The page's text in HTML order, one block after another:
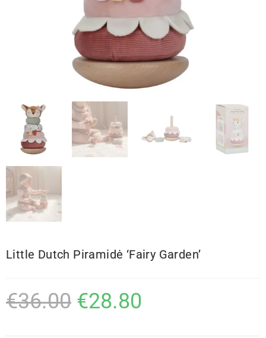
Little Dutch Piramidė ‘Fairy Garden’
€36.00 €28.80